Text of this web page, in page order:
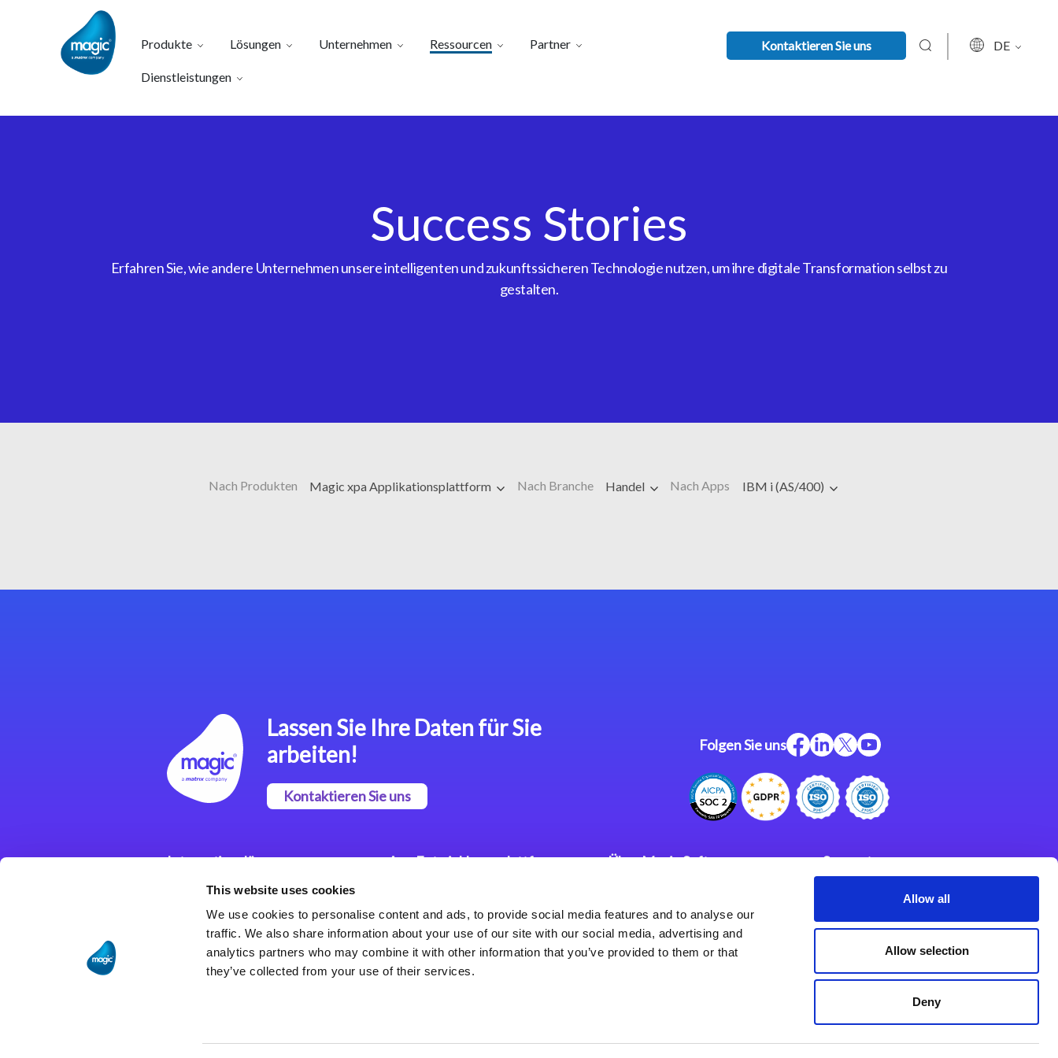
This website uses cookies
We use cookies to personalise content and ads, to provide social media features and to analyse our
traffic. We also share information about your use of our site with our social media, advertising and
analytics partners who may combine it with other information that you’ve provided to them or that
they’ve collected from your use of their services.
Allow all
Allow selection
Deny
Produkte Lösungen Unternehmen Ressourcen Partner
Dienstleistungen
Kontaktieren Sie uns DE
Success Stories
Erfahren Sie, wie andere Unternehmen unsere intelligenten und zukunftssicheren Technologie nutzen, um ihre digitale Transformation selbst zu
gestalten.
Nach Produkten Magic xpa Applikationsplattform Nach Branche Handel Nach Apps IBM i (AS/400)
Lassen Sie Ihre Daten für Sie
arbeiten!
Kontaktieren Sie uns
Folgen Sie uns
Integrationslösungen
Magic xpi
Integrationsplattform
App Entwicklungsplattform
Plattform
Magic xpa Web Application
Framework
Über Magic Software
Karriere
Datenschutzerklärung
Weltweite Niederlassungen
Support
Impressum